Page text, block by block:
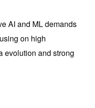
AI and ML demands
on high
evolution and strong